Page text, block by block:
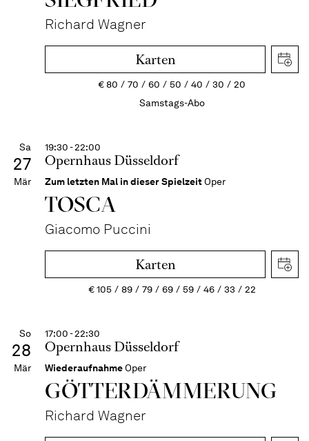
Richard Wagner
Karten
€80 70 60 50 40 30
20
Samstags-Abo
Sa
27
Mär
19:30 - 22:00
Opernhaus Düsseldorf
Zum letzten Mal in dieser SpielzeitOper
TOSCA
Giacomo Puccini
Karten
€105 89 79 69 59 46 33 22
So
28
Mär
17:00 - 22:30
Opernhaus Düsseldorf
WiederaufnahmeOper
GÖTTER­DÄMMERUNG
Richard Wagner